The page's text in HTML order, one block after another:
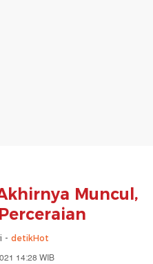
Muncul,
- detikHot
14:28 WIB